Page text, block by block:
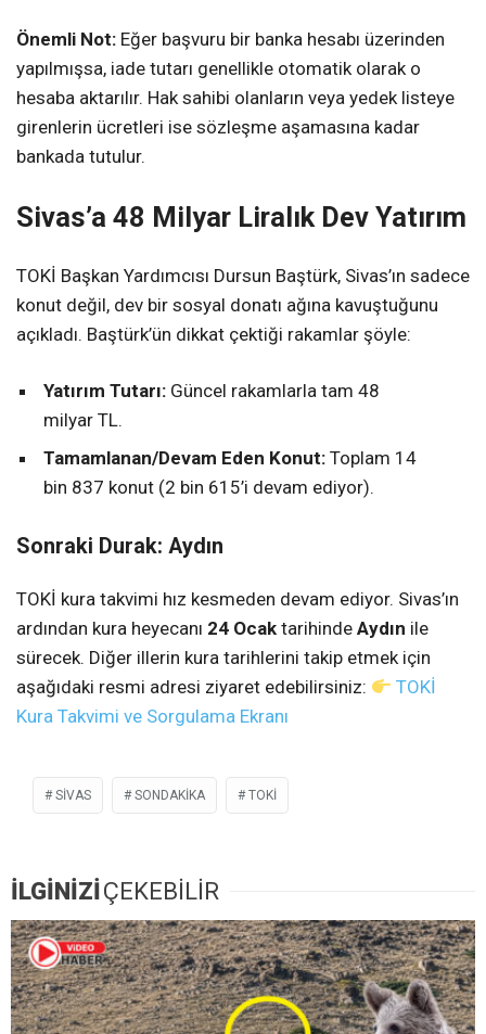
Önemli Not: Eğer başvuru bir banka hesabı üzerinden
yapılmışsa, iade tutarı genellikle otomatik olarak o
hesaba aktarılır. Hak sahibi olanların veya yedek listeye
girenlerin ücretleri ise sözleşme aşamasına kadar
bankada tutulur.
Sivas’a 48 Milyar Liralık Dev Yatırım
TOKİ Başkan Yardımcısı Dursun Baştürk, Sivas’ın sadece
konut değil, dev bir sosyal donatı ağına kavuştuğunu
açıkladı. Baştürk’ün dikkat çektiği rakamlar şöyle:
Yatırım Tutarı: Güncel rakamlarla tam 48
milyar TL.
Tamamlanan/Devam Eden Konut: Toplam 14
bin 837 konut (2 bin 615’i devam ediyor).
Sonraki Durak: Aydın
TOKİ kura takvimi hız kesmeden devam ediyor. Sivas’ın
ardından kura heyecanı 24 Ocak tarihinde Aydın ile
sürecek. Diğer illerin kura tarihlerini takip etmek için
aşağıdaki resmi adresi ziyaret edebilirsiniz:
TOKİ
Kura Takvimi ve Sorgulama Ekranı
SIVAS SONDAKIKA TOKI
İLGİNİZİÇEKEBİLİR